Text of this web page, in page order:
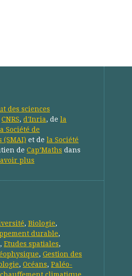
des sciences
CNRS, d'Inria, de la
Société de
et de la Société
de Cap’Maths dans
plus
, Biologie,
durable,
, Etudes spatiales,
, Gestion des
, Océans, Paléo-